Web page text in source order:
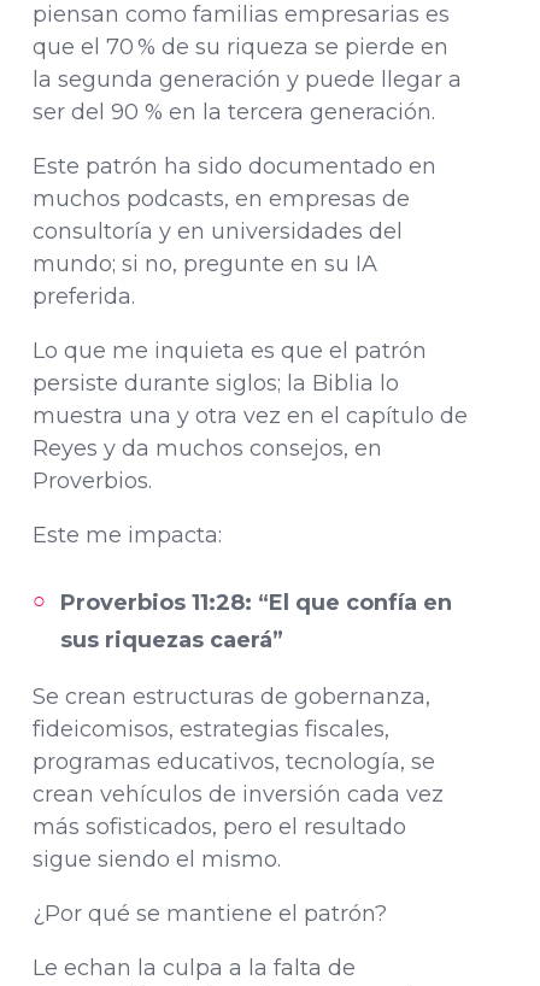
piensan como familias empresarias es
que el 70 % de su riqueza se pierde en
la segunda generación y puede llegar a
ser del 90 % en la tercera generación.
Este patrón ha sido documentado en
muchos podcasts, en empresas de
consultoría y en universidades del
mundo; si no, pregunte en su IA
preferida.
Lo que me inquieta es que el patrón
persiste durante siglos; la Biblia lo
muestra una y otra vez en el capítulo de
Reyes y da muchos consejos, en
Proverbios.
Este me impacta:
Proverbios 11:28: “El que confía en
sus riquezas caerá”
Se crean estructuras de gobernanza,
fideicomisos, estrategias fiscales,
programas educativos, tecnología, se
crean vehículos de inversión cada vez
más sofisticados, pero el resultado
sigue siendo el mismo.
¿Por qué se mantiene el patrón?
Le echan la culpa a la falta de